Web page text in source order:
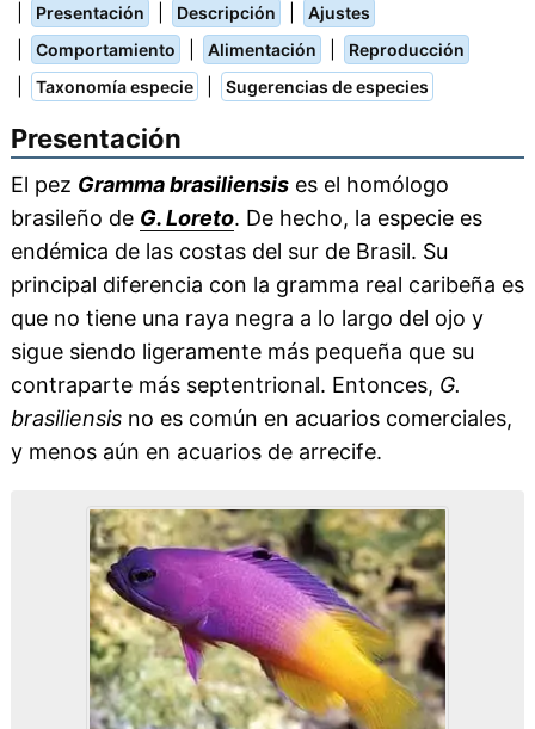
Presentación Descripción Ajustes
Comportamiento Alimentación Reproducción
Taxonomía especie Sugerencias de especies
Presentación
El pez Gramma brasiliensises el homólogo
brasileño de G. Loreto. De hecho, la especie es
endémica de las costas del sur de Brasil. Su
principal diferencia con la gramma real caribeña es
que no tiene una raya negra a lo largo del ojo y
sigue siendo ligeramente más pequeña que su
contraparte más septentrional. Entonces, G.
brasiliensisno es común en acuarios comerciales,
y menos aún en acuarios de arrecife.